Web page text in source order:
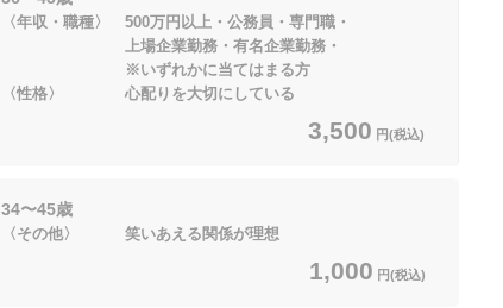
〈年収・職種〉 500万円以上・公務員・専門職・
上場企業勤務・有名企業勤務・
※いずれかに当てはまる方
〈性格〉 心配りを大切にしている
3,500 円(税込)
34〜45歳
〈その他〉 笑いあえる関係が理想
1,000 円(税込)